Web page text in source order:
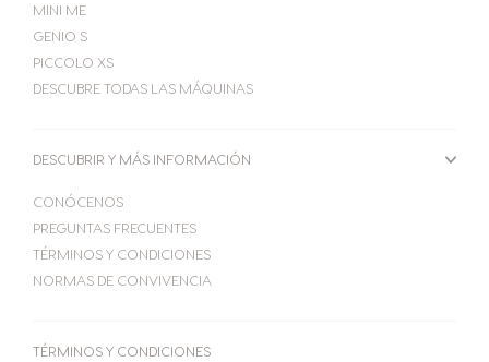
Cápsulas
Máquinas
Centro de ayuda para máquinas
TU COFFEE SHOP
MINI ME
GENIO S
PICCOLO XS
DESCUBRE TODAS LAS MÁQUINAS
DESCUBRIR Y MÁS INFORMACIÓN
CONÓCENOS
PREGUNTAS FRECUENTES
TÉRMINOS Y CONDICIONES
NORMAS DE CONVIVENCIA
TÉRMINOS Y CONDICIONES